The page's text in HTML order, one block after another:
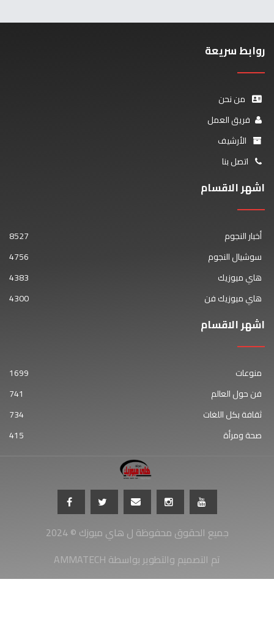
روابط سريعة
من نحن
فريق العمل
الأرشيف
اتصل بنا
اشهر الاقسام
أخبار النجوم
8527
سوشيال النجوم
4756
هاي ميوزيك
4383
هاي ميوزيك فن
4300
اشهر الاقسام
منوعات
1699
فن حول العالم
741
ثقافة بكل اللغات
734
صحة ومرأة
415
جميع الحقوق محفوظة ل هاي ميوزك © 2024
AMMATECH تم التصميم والتطوير بواسطة